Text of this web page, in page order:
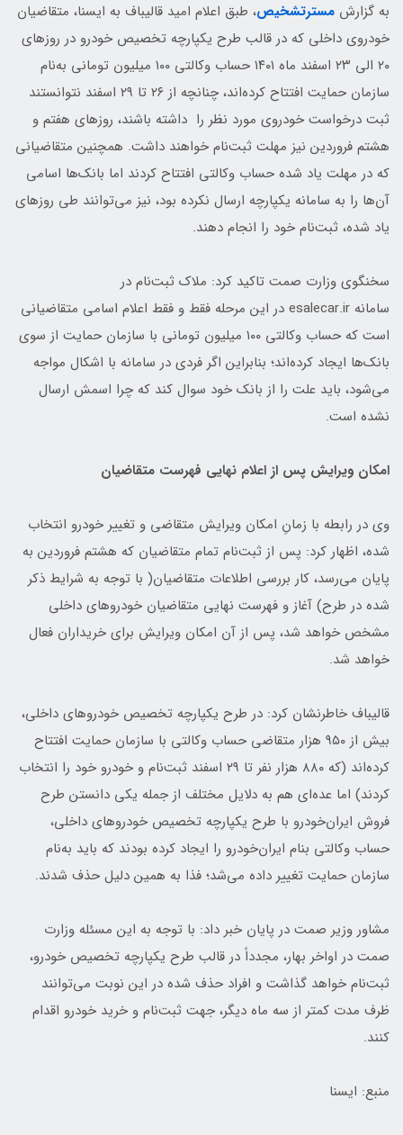
به گزارش مسترتشخیص، طبق اعلام امید قالیباف به ایسنا، متقاضیان
خودروی داخلی که در قالب طرح یکپارچه تخصیص خودرو در روزهای
۲۰ الی ۲۳ اسفند ماه ۱۴۰۱ حساب وکالتی ۱۰۰ میلیون تومانی به‌نام
سازمان حمایت افتتاح کرده‌اند، چنانچه از ۲۶ تا ۲۹ اسفند نتوانستند
ثبت‌ درخواست خودروی مورد نظر را داشته باشند، روزهای هفتم و
هشتم فروردین نیز مهلت ثبت‌نام خواهند داشت. همچنین متقاضیانی
که در مهلت یاد شده حساب وکالتی افتتاح کردند اما بانک‌ها اسامی
آن‌ها را به سامانه یکپارچه ارسال نکرده بود، نیز می‌توانند طی روزهای
یاد شده، ثبت‌نام خود را انجام دهند.
سخنگوی وزارت صمت تاکید کرد: ملاک ثبت‌نام در
سامانه esalecar.ir در این مرحله فقط و فقط اعلام اسامی متقاضیانی
است که حساب وکالتی ۱۰۰ میلیون تومانی با سازمان حمایت از سوی
بانک‌ها ایجاد کرده‌اند؛ بنابراین اگر فردی در سامانه با اشکال مواجه
می‌شود، باید علت را از بانک خود سوال کند که چرا اسمش ارسال
نشده است.
امکان ویرایش پس از اعلام نهایی فهرست متقاضیان
وی در رابطه با زمانِ امکان ویرایش متقاضی و تغییر خودرو انتخاب
شده، اظهار کرد: پس از ثبت‌نام تمام متقاضیان که هشتم فروردین به
پایان می‌رسد، کار بررسی اطلاعات متقاضیان( با توجه به شرایط ذکر
شده در طرح) آغاز و فهرست نهایی متقاضیان خودروهای داخلی
مشخص خواهد شد، پس از آن امکان ویرایش برای خریداران فعال
خواهد شد.
قالیباف خاطرنشان کرد: در طرح یکپارچه تخصیص خودروهای داخلی،
بیش از ۹۵۰ هزار متقاضی حساب وکالتی با سازمان حمایت افتتاح
کرده‌اند (که ۸۸۰ هزار نفر تا ۲۹ اسفند ثبت‌نام و خودرو خود را انتخاب
کردند) اما عده‌ای هم به دلایل مختلف از جمله یکی دانستن طرح
فروش ایران‌خودرو با طرح یکپارچه تخصیص خودروهای داخلی،
حساب وکالتی بنام ایران‌خودرو را ایجاد کرده بودند که باید به‌نام
سازمان حمایت تغییر داده می‌شد؛ فذا به همین دلیل حذف شدند.
مشاور وزیر صمت در پایان خبر داد: با توجه به این مسئله وزارت
صمت در اواخر بهار، مجدداً در قالب طرح یکپارچه تخصیص خودرو،
ثبت‌نام خواهد گذاشت و افراد حذف شده در این نوبت می‌توانند
ظرف مدت کمتر از سه ماه دیگر، جهت ثبت‌نام و خرید خودرو اقدام
کنند.
منبع: ایسنا